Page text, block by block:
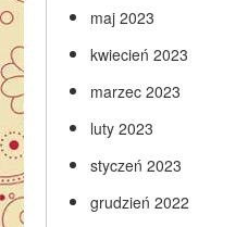
maj 2023
kwiecień 2023
marzec 2023
luty 2023
styczeń 2023
grudzień 2022